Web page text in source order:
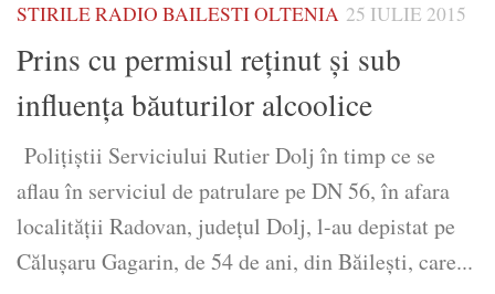
STIRILE RADIO BAILESTI OLTENIA 25 IULIE 2015
Prins cu permisul reținut și sub
influența băuturilor alcoolice
Polițiștii Serviciului Rutier Dolj în timp ce se
aflau în serviciul de patrulare pe DN 56, în afara
localităţii Radovan, judeţul Dolj, l-au depistat pe
Căluşaru Gagarin, de 54 de ani, din Băileşti, care...